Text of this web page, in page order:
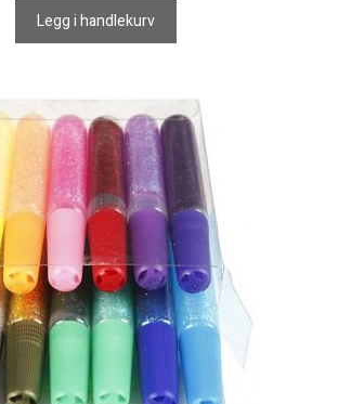
Legg i handlekurv